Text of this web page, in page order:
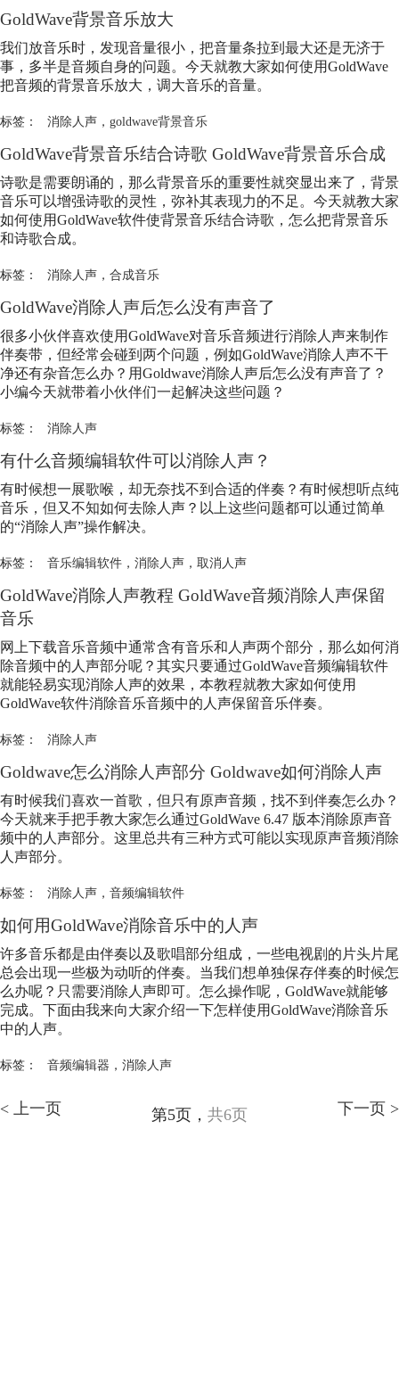
GoldWave背景音乐放大
我们放音乐时，发现音量很小，把音量条拉到最大还是无济于
事，多半是音频自身的问题。今天就教大家如何使用GoldWave
把音频的背景音乐放大，调大音乐的音量。
标签： 消除人声， goldwave背景音乐
GoldWave背景音乐结合诗歌 GoldWave背景音乐合成
诗歌是需要朗诵的，那么背景音乐的重要性就突显出来了，背景
音乐可以增强诗歌的灵性，弥补其表现力的不足。今天就教大家
如何使用GoldWave软件使背景音乐结合诗歌，怎么把背景音乐
和诗歌合成。
标签： 消除人声， 合成音乐
GoldWave消除人声后怎么没有声音了
很多小伙伴喜欢使用GoldWave对音乐音频进行消除人声来制作
伴奏带，但经常会碰到两个问题，例如GoldWave消除人声不干
净还有杂音怎么办？用Goldwave消除人声后怎么没有声音了？
小编今天就带着小伙伴们一起解决这些问题？
标签： 消除人声
有什么音频编辑软件可以消除人声 ？
有时候想一展歌喉，却无奈找不到合适的伴奏？有时候想听点纯
音乐，但又不知如何去除人声？以上这些问题都可以通过简单
的“消除人声”操作解决。
标签： 音乐编辑软件， 消除人声， 取消人声
GoldWave消除人声教程 GoldWave音频消除人声保留
音乐
网上下载音乐音频中通常含有音乐和人声两个部分，那么如何消
除音频中的人声部分呢？其实只要通过GoldWave音频编辑软件
就能轻易实现消除人声的效果，本教程就教大家如何使用
GoldWave软件消除音乐音频中的人声保留音乐伴奏。
标签： 消除人声
Goldwave怎么消除人声部分 Goldwave如何消除人声
有时候我们喜欢一首歌，但只有原声音频，找不到伴奏怎么办？
今天就来手把手教大家怎么通过GoldWave 6.47 版本消除原声音
频中的人声部分。这里总共有三种方式可能以实现原声音频消除
人声部分。
标签： 消除人声， 音频编辑软件
如何用GoldWave消除音乐中的人声
许多音乐都是由伴奏以及歌唱部分组成，一些电视剧的片头片尾
总会出现一些极为动听的伴奏。当我们想单独保存伴奏的时候怎
么办呢？只需要消除人声即可。怎么操作呢，GoldWave就能够
完成。下面由我来向大家介绍一下怎样使用GoldWave消除音乐
中的人声。
标签： 音频编辑器 ， 消除人声
< 上一页 第5页， 共6页 下一页 >